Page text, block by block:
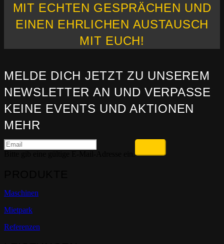
MIT ECHTEN GESPRÄCHEN UND
EINEN EHRLICHEN AUSTAUSCH
MIT EUCH!
MELDE DICH JETZT ZU UNSEREM
NEWSLETTER AN UND VERPASSE
KEINE EVENTS UND AKTIONEN
MEHR
Maschinen
Mietpark
Referenzen